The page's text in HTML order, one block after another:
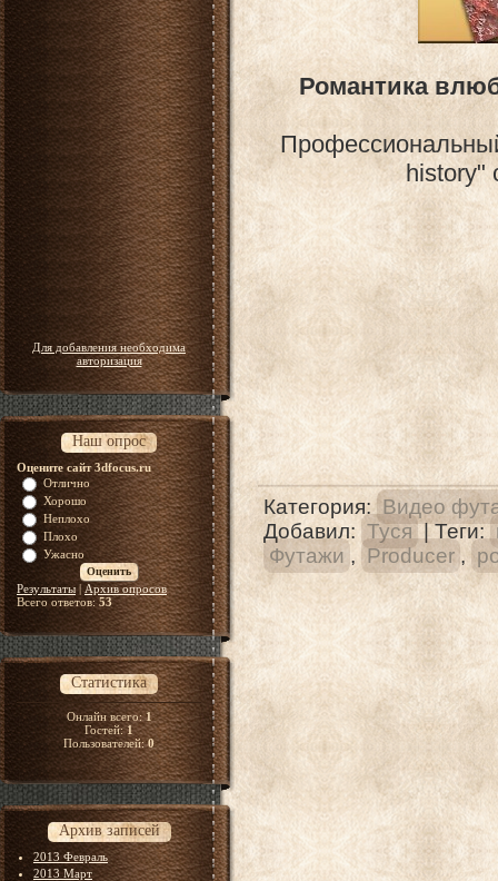
Для добавления необходима
авторизация
Наш опрос
Оцените сайт 3dfocus.ru
Отлично
Хорошо
Неплохо
Плохо
Ужасно
Результаты| Архив опросов
Всего ответов:53
Статистика
Онлайн всего:1
Гостей:1
Пользователей:0
Архив записей
2013 Февраль
2013 Март
Романтика
history"
Категория: Видео
Добавил: Туся |Теги:
Футажи , Producer ,